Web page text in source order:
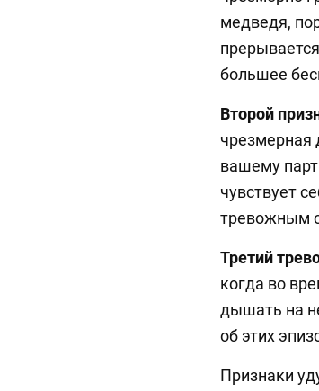
медведя,
большее
Второй
чрезмерная
вашему
чувствует
тревожным
Третий
когда во
дышать на
об этих
Признаки